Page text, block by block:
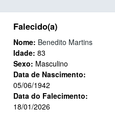
Falecido(a)
Nome: Benedito Martins
Idade:83
Sexo: Masculino
Data de Nascimento:
05/06/1942
Data do Falecimento:
18/01/2026